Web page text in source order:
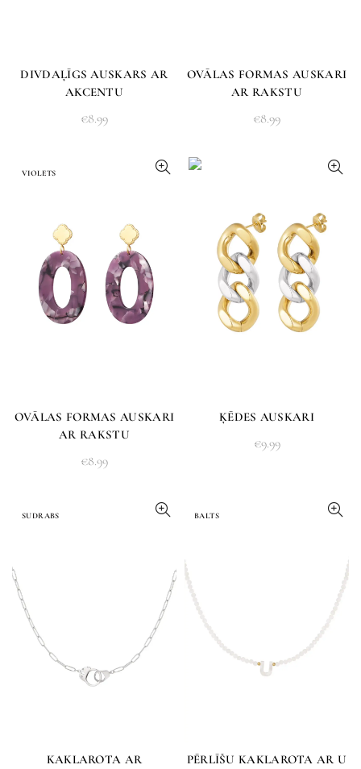
DIVDAĻĪGS AUSKARS AR
AKCENTU
€8.99
OVĀLAS FORMAS AUSKARI
AR RAKSTU
€8.99
VIOLETS
OVĀLAS FORMAS AUSKARI
AR RAKSTU
€8.99
ĶĒDES AUSKARI
€9.99
SUDRABS
KAKLAROTA AR
BALTS
PĒRLĪŠU KAKLAROTA AR U